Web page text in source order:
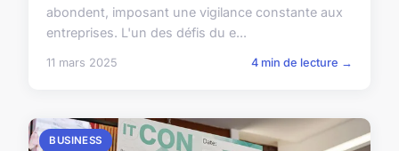
abondent, imposant une vigilance constante aux
entreprises. L'un des défis du e...
11 mars 2025 4 min de lecture →
BUSINESS